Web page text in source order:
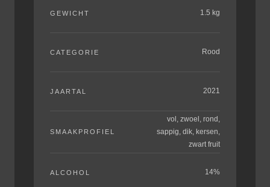
GEWICHT 1.5 kg
CATEGORIE Rood
JAARTAL 2021
SMAAKPROFIEL
vol, zwoel, rond,
sappig, dik, kersen,
zwart fruit
ALCOHOL 14%